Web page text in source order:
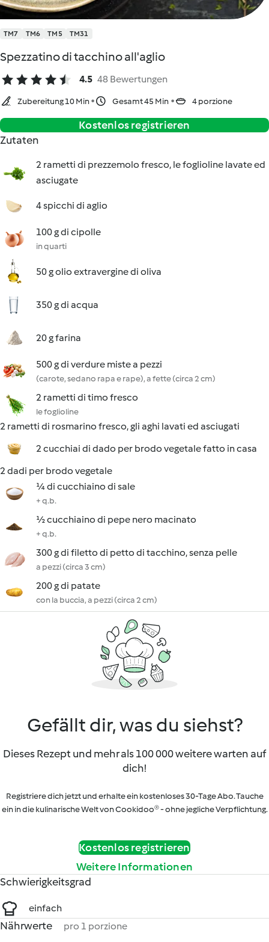
TM7 TM6 TM5 TM31
Spezzatino di tacchino all'aglio
4.5 48 Bewertungen
Zubereitung 10 Min Gesamt 45 Min 4 porzione
Kostenlos registrieren
Zutaten
2 rametti di prezzemolo fresco, le foglioline lavate ed
asciugate
4 spicchi di aglio
100 g di cipolle
in quarti
50 g olio extravergine di oliva
350 g di acqua
20 g farina
500 g di verdure miste a pezzi
(carote, sedano rapa e rape), a fette (circa 2 cm)
2 rametti di timo fresco
le foglioline
2 rametti di rosmarino fresco, gli aghi lavati ed asciugati
2 cucchiai di dado per brodo vegetale fatto in casa
2 dadi per brodo vegetale
¼ di cucchiaino di sale
+ q.b.
½ cucchiaino di pepe nero macinato
+ q.b.
300 g di filetto di petto di tacchino, senza pelle
a pezzi (circa 3 cm)
200 g di patate
con la buccia, a pezzi (circa 2 cm)
Gefällt dir, was du siehst?
Dieses Rezept und mehr als 100 000 weitere warten auf
dich!
Registriere dich jetzt und erhalte ein kostenloses 30-Tage Abo. Tauche
ein in die kulinarische Welt von Cookidoo® - ohne jegliche Verpflichtung.
Kostenlos registrieren
Weitere Informationen
Schwierigkeitsgrad
einfach
Nährwerte pro 1 porzione